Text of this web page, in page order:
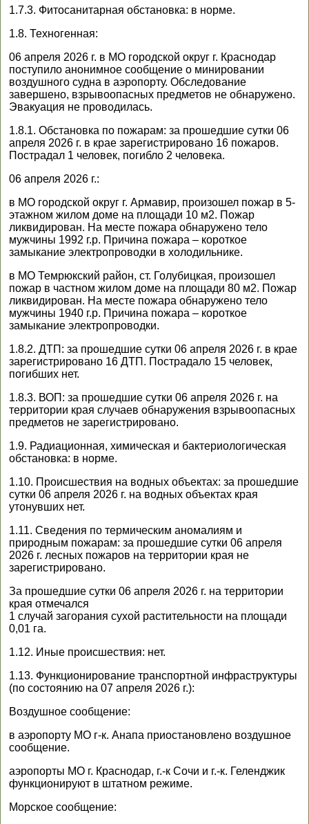
1.7.3. Фитосанитарная обстановка: в норме.
1.8. Техногенная:
06 апреля 2026 г. в МО городской округ г. Краснодар
поступило анонимное сообщение о минировании
воздушного судна в аэропорту. Обследование
завершено, взрывоопасных предметов не обнаружено.
Эвакуация не проводилась.
1.8.1. Обстановка по пожарам: за прошедшие сутки 06
апреля 2026 г. в крае зарегистрировано 16 пожаров.
Пострадал 1 человек, погибло 2 человека.
06 апреля 2026 г.:
в МО городской округ г. Армавир, произошел пожар в 5-
этажном жилом доме на площади 10 м2. Пожар
ликвидирован. На месте пожара обнаружено тело
мужчины 1992 г.р. Причина пожара – короткое
замыкание электропроводки в холодильнике.
в МО Темрюкский район, ст. Голубицкая, произошел
пожар в частном жилом доме на площади 80 м2. Пожар
ликвидирован. На месте пожара обнаружено тело
мужчины 1940 г.р. Причина пожара – короткое
замыкание электропроводки.
1.8.2. ДТП: за прошедшие сутки 06 апреля 2026 г. в крае
зарегистрировано 16 ДТП. Пострадало 15 человек,
погибших нет.
1.8.3. ВОП: за прошедшие сутки 06 апреля 2026 г. на
территории края случаев обнаружения взрывоопасных
предметов не зарегистрировано.
1.9. Радиационная, химическая и бактериологическая
обстановка: в норме.
1.10. Происшествия на водных объектах: за прошедшие
сутки 06 апреля 2026 г. на водных объектах края
утонувших нет.
1.11. Сведения по термическим аномалиям и
природным пожарам: за прошедшие сутки 06 апреля
2026 г. лесных пожаров на территории края не
зарегистрировано.
За прошедшие сутки 06 апреля 2026 г. на территории
края отмечался
1 случай загорания сухой растительности на площади
0,01 га.
1.12. Иные происшествия: нет.
1.13. Функционирование транспортной инфраструктуры
(по состоянию на 07 апреля 2026 г.):
Воздушное сообщение:
в аэропорту МО г-к. Анапа приостановлено воздушное
сообщение.
аэропорты МО г. Краснодар, г.-к Сочи и г.-к. Геленджик
функционируют в штатном режиме.
Морское сообщение: